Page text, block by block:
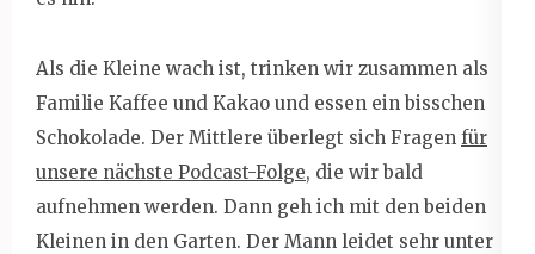
Als die Kleine wach ist, trinken wir zusammen als
Familie Kaffee und Kakao und essen ein bisschen
Schokolade. Der Mittlere überlegt sich Fragen für
unsere nächste Podcast-Folge, die wir bald
aufnehmen werden. Dann geh ich mit den beiden
Kleinen in den Garten. Der Mann leidet sehr unter